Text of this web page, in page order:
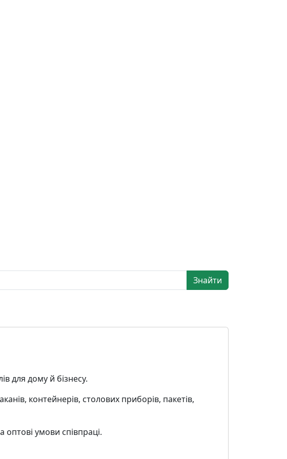
Знайти
для дому й бізнесу.
контейнерів, столових приборів, пакетів,
умови співпраці.